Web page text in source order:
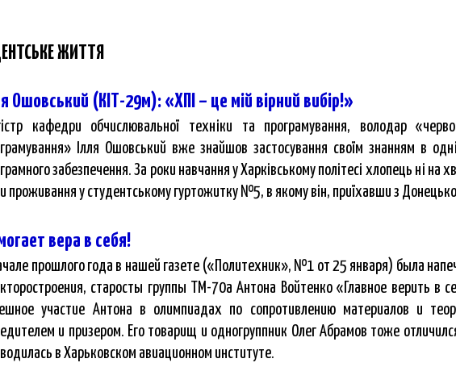
ЖИТТЯ
Ошовський (КІТ-29м): «ХПІ – це мій вірний вибір!»
кафедри обчислювальної техніки та програмування, володар
Ілля Ошовський вже знайшов застосування своїм знанням в
забезпечення. За роки навчання у Харківському політесі хлопець ні на
проживання у студентському гуртожитку №5, в якому він, приїхавши з
вера в себя!
прошлого года в нашей газете («Политехник», №1 от 25 января) была
старосты группы ТМ-70а Антона Войтенко «Главное верить в
участие Антона в олимпиадах по сопротивлению материалов и
и призером. Его товарищ и одногруппник Олег Абрамов тоже
в Харьковском авиационном институте.